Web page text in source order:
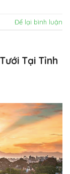
Để lại bình luận
Tại Tỉnh